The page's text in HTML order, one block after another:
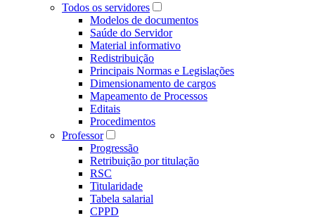
Todos os servidores
Modelos de documentos
Saúde do Servidor
Material informativo
Redistribuição
Principais Normas e Legislações
Dimensionamento de cargos
Mapeamento de Processos
Editais
Procedimentos
Professor
Progressão
Retribuição por titulação
RSC
Titularidade
Tabela salarial
CPPD